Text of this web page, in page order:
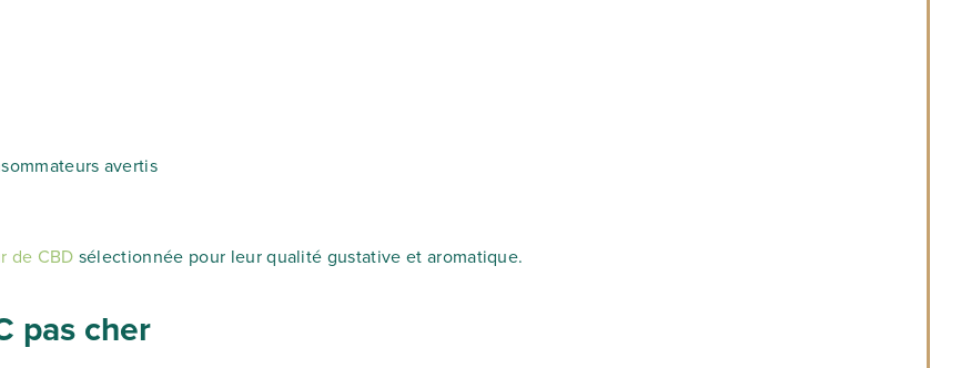
avertis
de CBD sélectionnée pour leur qualité gustative et aromatique.
pas cher